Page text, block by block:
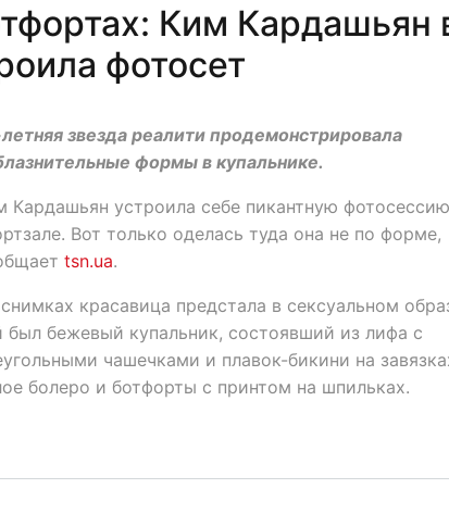
Ким Кардашьян
фотосет
звезда реалити продемонстрировала
формы в купальнике.
Кардашьян устроила себе пикантную
Вот только оделась туда она не по форме,
tsn.ua.
красавица предстала в сексуальном
был бежевый купальник, состоявший из лифа с
чашечками и плавок-бикини на
болеро и ботфорты с принтом на шпильках.